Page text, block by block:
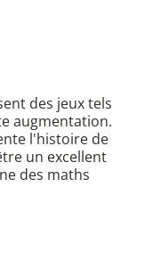
des jeux tels
augmentation.
l'histoire de
un excellent
des maths